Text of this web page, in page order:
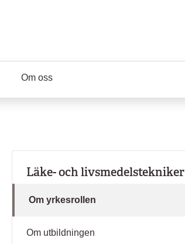
Om oss
Läke- och livsmedelstekniker
Om yrkesrollen
Om utbildningen